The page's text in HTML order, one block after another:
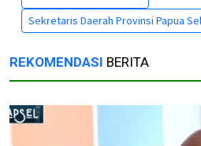
Sekretaris Daerah Provinsi Papua
REKOMENDASI BERITA